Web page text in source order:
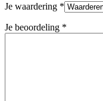
Je waardering *
Je beoordeling *